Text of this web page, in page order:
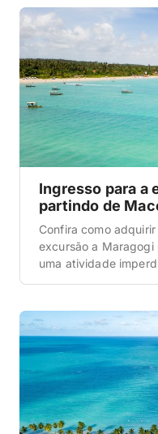
localização. Se esta
destino, entenda
Ingresso para a
partindo de
Confira como
excursão a
uma atividade
Maragogi. Isto
distância de apenas